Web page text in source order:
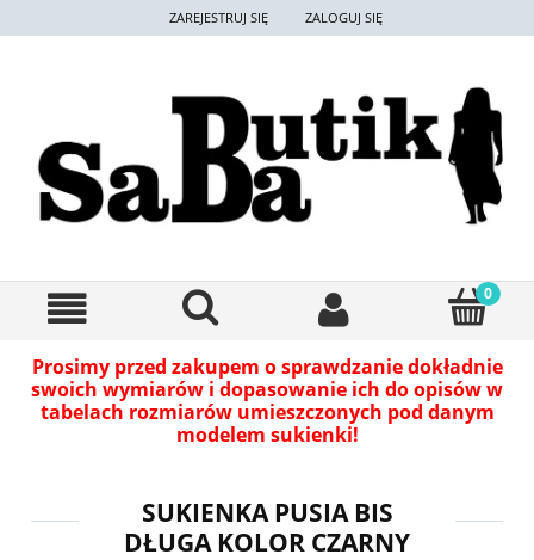
ZAREJESTRUJ SIĘ ZALOGUJ SIĘ
Prosimy przed zakupem o sprawdzanie dokładnie
swoich wymiarów i dopasowanie ich do opisów w
tabelach rozmiarów umieszczonych pod danym
modelem sukienki!
SUKIENKA PUSIA BIS
DŁUGA KOLOR CZARNY